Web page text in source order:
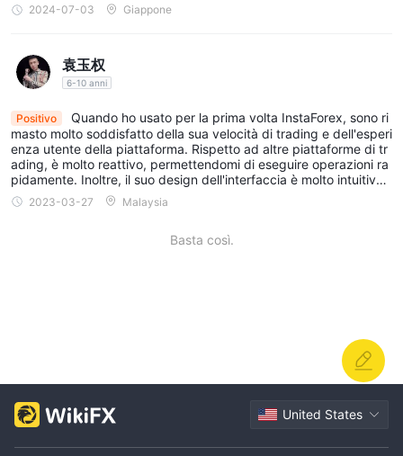
2024-07-03 Giappone
袁玉权
6-10 anni
Positivo
Quando ho usato per la prima volta InstaForex, sono ri
masto molto soddisfatto della sua velocità di trading e dell'esperi
enza utente della piattaforma. Rispetto ad altre piattaforme di tr
ading, è molto reattivo, permettendomi di eseguire operazioni ra
pidamente. Inoltre, il suo design dell'interfaccia è molto intuitivo,
permettendomi di trovare facilmente gli strumenti e le funzionalit
à di cui ho bisogno. Inoltre, fornisce anche alcuni utili strumenti a
glio le dinamiche del mercato. Ho anche apprezzato il loro serviz
2023-03-27 Malaysia
Basta così.
United States